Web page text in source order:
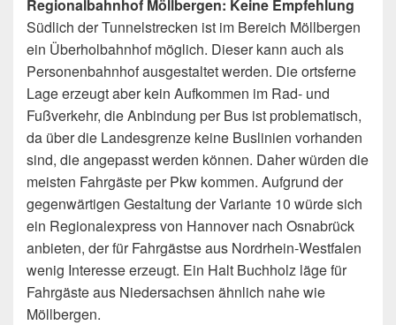
Regionalbahnhof Möllbergen: Keine Empfehlung
Südlich der Tunnelstrecken ist im Bereich Möllbergen
ein Überholbahnhof möglich. Dieser kann auch als
Personenbahnhof ausgestaltet werden. Die ortsferne
Lage erzeugt aber kein Aufkommen im Rad- und
Fußverkehr, die Anbindung per Bus ist problematisch,
da über die Landesgrenze keine Buslinien vorhanden
sind, die angepasst werden können. Daher würden die
meisten Fahrgäste per Pkw kommen. Aufgrund der
gegenwärtigen Gestaltung der Variante 10 würde sich
ein Regionalexpress von Hannover nach Osnabrück
anbieten, der für Fahrgästse aus Nordrhein-Westfalen
wenig Interesse erzeugt. Ein Halt Buchholz läge für
Fahrgäste aus Niedersachsen ähnlich nahe wie
Möllbergen.